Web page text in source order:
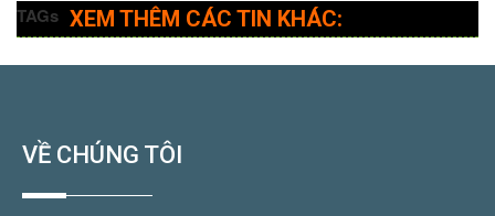
TAGs XEM THÊM CÁC TIN KHÁC:
VỀ CHÚNG TÔI